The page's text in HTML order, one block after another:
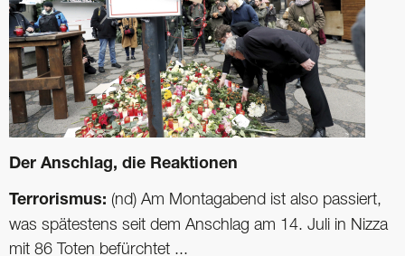
Der Anschlag, die Reaktionen
Terrorismus: (nd) Am Montagabend ist also passiert,
was spätestens seit dem Anschlag am 14. Juli in Nizza
mit 86 Toten befürchtet ...